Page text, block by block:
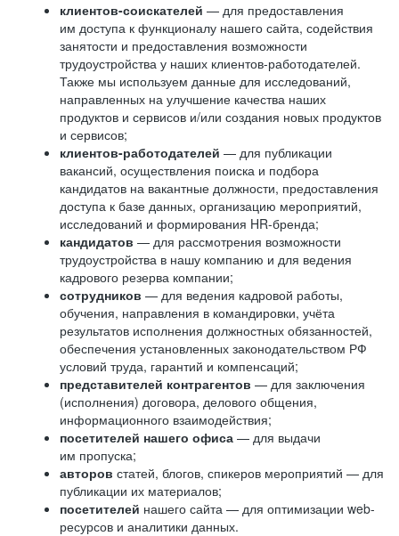
клиентов-соискателей — для предоставления
им доступа к функционалу нашего сайта, содействия
занятости и предоставления возможности
трудоустройства у наших клиентов-работодателей.
Также мы используем данные для исследований,
направленных на улучшение качества наших
продуктов и сервисов и/или создания новых продуктов
и сервисов;
клиентов-работодателей — для публикации
вакансий, осуществления поиска и подбора
кандидатов на вакантные должности, предоставления
доступа к базе данных, организацию мероприятий,
исследований и формирования HR-бренда;
кандидатов — для рассмотрения возможности
трудоустройства в нашу компанию и для ведения
кадрового резерва компании;
сотрудников — для ведения кадровой работы,
обучения, направления в командировки, учёта
результатов исполнения должностных обязанностей,
обеспечения установленных законодательством РФ
условий труда, гарантий и компенсаций;
представителей контрагентов — для заключения
(исполнения) договора, делового общения,
информационного взаимодействия;
посетителей нашего офиса — для выдачи
им пропуска;
авторов статей, блогов, спикеров мероприятий — для
публикации их материалов;
посетителей нашего сайта — для оптимизации web-
ресурсов и аналитики данных.